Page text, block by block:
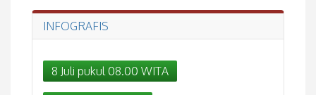
INFOGRAFIS
8 Juli pukul 08.00 WITA